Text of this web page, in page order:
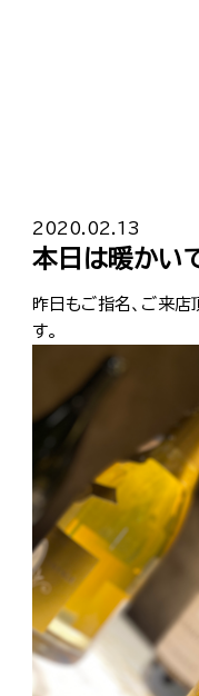
Recruit
Recruit
Shop Info
J-Tokyo Entertainment
2020.02.13
本日は暖かい
昨日もご指名、ご来
す。